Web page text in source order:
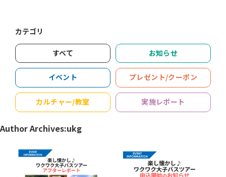
カテゴリ
すべて お知らせ
イベント プレゼント/クーポン
カルチャー/教室 実施レポート
Author Archives:ukg